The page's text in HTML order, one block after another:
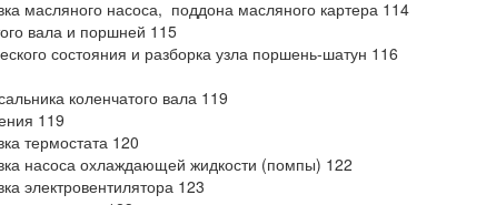
масляного насоса, поддона масляного картера 114
вала и поршней 115
состояния и разборка узла поршень-шатун 116
коленчатого вала 119
119
термостата 120
насоса охлаждающей жидкости (помпы) 122
электровентилятора 123